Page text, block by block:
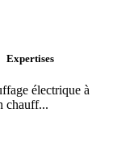
Expertises
électrique à
chauff...